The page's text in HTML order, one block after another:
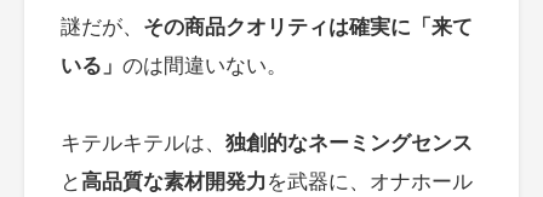
謎だが、 その商品クオリティは確実に「来て
いる」 のは間違いない。
キテルキテルは、 独創的なネーミングセンス
と高品質な素材開発力を武器に、オナホール